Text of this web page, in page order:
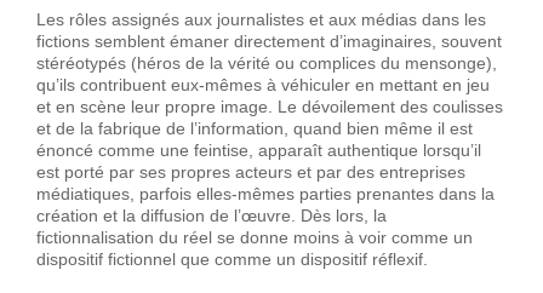
Les rôles assignés aux journalistes et aux médias dans les
fictions semblent émaner directement d’imaginaires, souvent
stéréotypés (héros de la vérité ou complices du mensonge),
qu’ils contribuent eux-mêmes à véhiculer en mettant en jeu
et en scène leur propre image. Le dévoilement des coulisses
et de la fabrique de l’information, quand bien même il est
énoncé comme une feintise, apparaît authentique lorsqu’il
est porté par ses propres acteurs et par des entreprises
médiatiques, parfois elles-mêmes parties prenantes dans la
création et la diffusion de l’œuvre. Dès lors, la
fictionnalisation du réel se donne moins à voir comme un
dispositif fictionnel que comme un dispositif réflexif.